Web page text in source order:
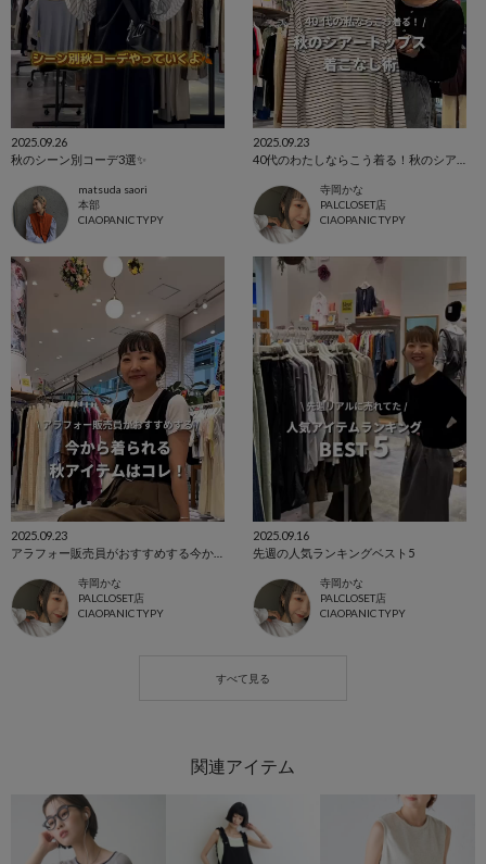
2025.09.26
秋のシーン別コーデ3選✨
matsuda saori
本部
CIAOPANIC TYPY
2025.09.23
寺岡かな
PALCLOSET店
CIAOPANIC TYPY
2025.09.23
寺岡かな
PALCLOSET店
CIAOPANIC TYPY
2025.09.16
先週の人気ランキングベスト5
寺岡かな
PALCLOSET店
CIAOPANIC TYPY